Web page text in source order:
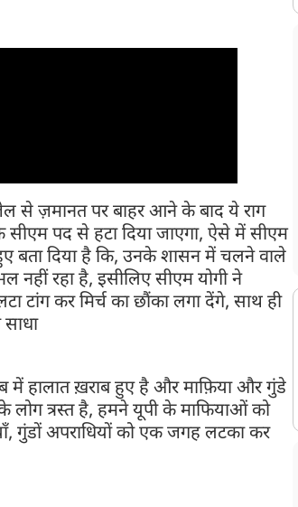
से ज़मानत पर बाहर आने के बाद ये राग
पद से हटा दिया जाएगा, ऐसे में सीएम
बता दिया है कि, उनके शासन में चलने वाले
रहा है, इसीलिए सीएम योगी ने
कर मिर्च का छौंका लगा देंगे, साथ ही
में हालात ख़राब हुए है और माफ़िया और गुंडे
त्रस्त है, हमने यूपी के माफियाओं को
गुंडों अपराधियों को एक जगह लटका कर